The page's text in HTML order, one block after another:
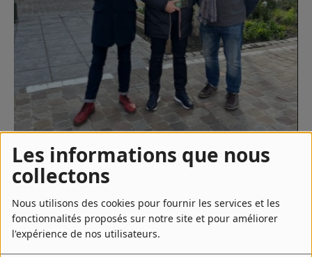
Les informations que nous
collectons
Nous utilisons des cookies pour fournir les services et les
fonctionnalités proposés sur notre site et pour améliorer
l'expérience de nos utilisateurs.
Régie Publicitaire
Fréquences
Recherche d'un titre
SE CONNECTER
28 mars 2026 - 16:13